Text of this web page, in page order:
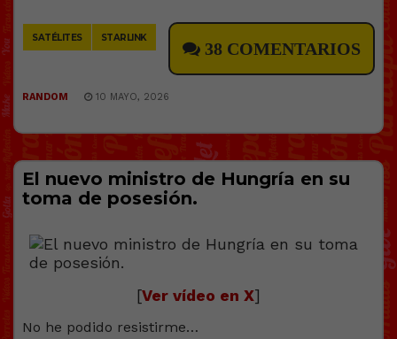
SATÉLITES STARLINK
38 COMENTARIOS
RANDOM 10 MAYO, 2026
El nuevo ministro de Hungría en su
toma de posesión.
[Ver vídeo en X]
No he podido resistirme…